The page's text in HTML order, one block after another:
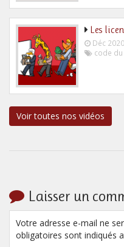
Les
Déc 2020
code
Voir toutes nos vidéos
Laisser un
Votre adresse e-mail ne
obligatoires sont indiqués